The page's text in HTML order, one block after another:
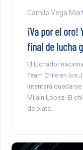
Camilo Vega
¡Va por el
final de lucha
El luchador
Team Chile en los
intentará
Mijaín López. El
de plata.